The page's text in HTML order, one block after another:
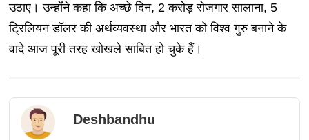
उठाए। उन्होंने कहा कि अच्छे दिन, 2 करोड़ रोजगार सालाना, 5
ट्रिलियन डॉलर की अर्थव्यवस्था और भारत को विश्व गुरु बनाने के
वादे आज पूरी तरह खोखले साबित हो चुके हैं।
Deshbandhu